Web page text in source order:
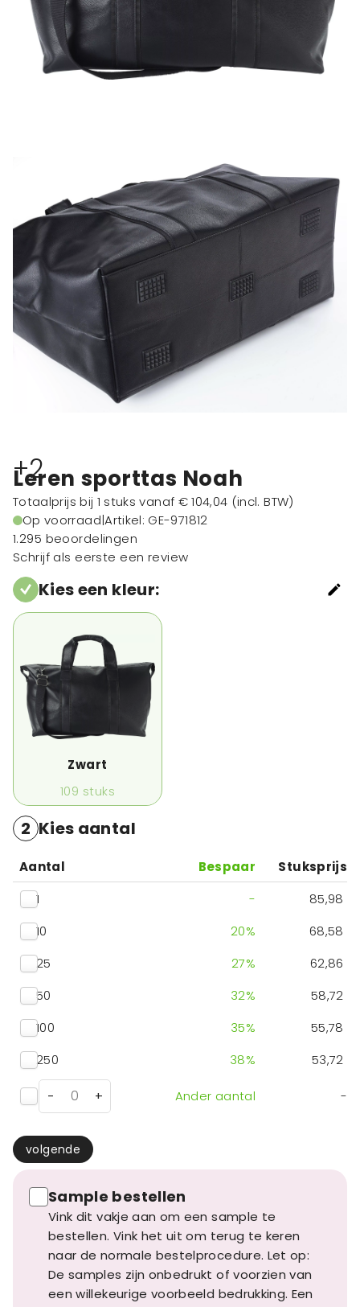
+2
Leren sporttas Noah
Totaalprijs bij 1 stuks vanaf € 104,04 (incl. BTW)
Op voorraad|Artikel: GE-971812
1.295 beoordelingen
Schrijf als eerste een review
Kies een kleur:
Zwart
109 stuks
2 Kies aantal
Aantal Bespaar
Stuksprijs
1
-
85,98
10
20%
68,58
25
27%
62,86
50
32%
58,72
100
35%
55,78
250
38% 53,72
- + Ander aantal -
volgende
Sample bestellen
Vink dit vakje aan om een sample te
bestellen. Vink het uit om terug te keren
naar de normale bestelprocedure. Let op:
De samples zijn onbedrukt of voorzien van
een willekeurige voorbeeld bedrukking. Een